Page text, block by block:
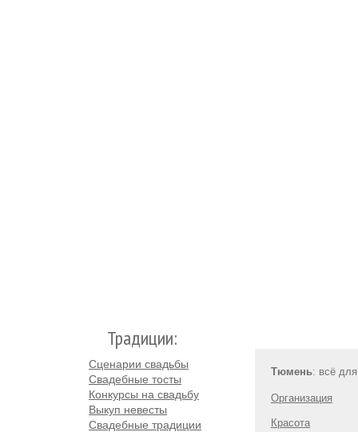
Традиции:
Сценарии свадьбы
Свадебные тосты
Конкурсы на свадьбу
Выкуп невесты
Свадебные традиции
Тюмень: всё
Организация
Красота